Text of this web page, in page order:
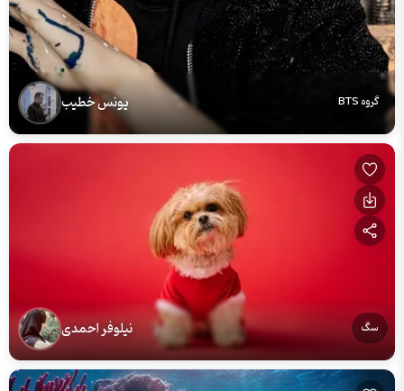
گروه BTS یونس خطیب
سگ نیلوفر احمدی